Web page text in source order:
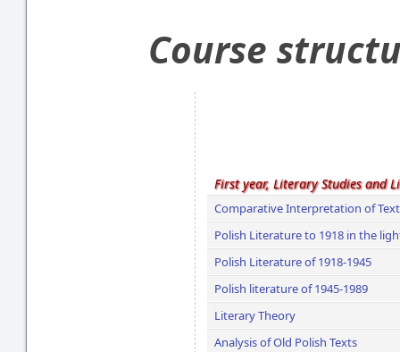
Course
First year, Literary Studies and
Comparative Interpretation of
Polish Literature to 1918 in the
Polish Literature of 1918-1945
Polish literature of 1945-1989
Literary Theory
Analysis of Old Polish Texts